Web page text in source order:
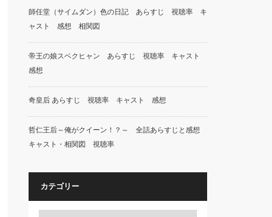
師任堂（サイムダン）色の日記 あらすじ 視聴率 キ
ャスト 感想 相関図
帝王の娘スベクヒャン あらすじ 視聴率 キャスト
感想
奇皇后 あらすじ 視聴率 キャスト 感想
哲仁王后～俺がクイーン！？～ 全話あらすじと感想
キャスト・相関図 視聴率
カテゴリー